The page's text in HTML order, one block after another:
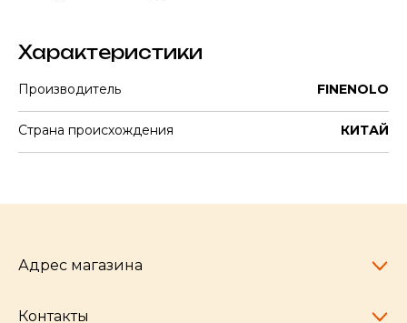
Характеристики
Производитель FINENOLO
Страна происхождения КИТАЙ
Адрес магазина
Контакты